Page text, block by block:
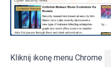
Kliknij ikonę menu Chrome